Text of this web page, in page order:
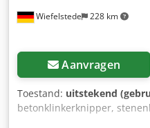
Wiefelstede 228 km
Aanvragen
Toestand: uitstekend
betonklinkerknipper,
bestratingsstenenknipper -